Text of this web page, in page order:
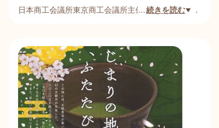
日本商工会議所東京商工会議所主催【知的財産活用
O法人未来ギフト)相談役宮丸佳奈子より発表させて
頂きました。
…続きを読む